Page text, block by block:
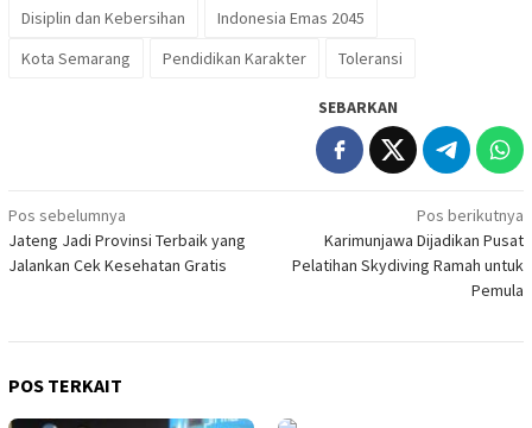
Disiplin dan Kebersihan
Indonesia Emas 2045
Kota Semarang
Pendidikan Karakter Toleransi
SEBARKAN
Navigasi
pos
Pos sebelumnya
Jateng Jadi Provinsi Terbaik yang
Jalankan Cek Kesehatan Gratis
Pos berikutnya
Karimunjawa Dijadikan Pusat
Pelatihan Skydiving Ramah untuk
Pemula
POS TERKAIT